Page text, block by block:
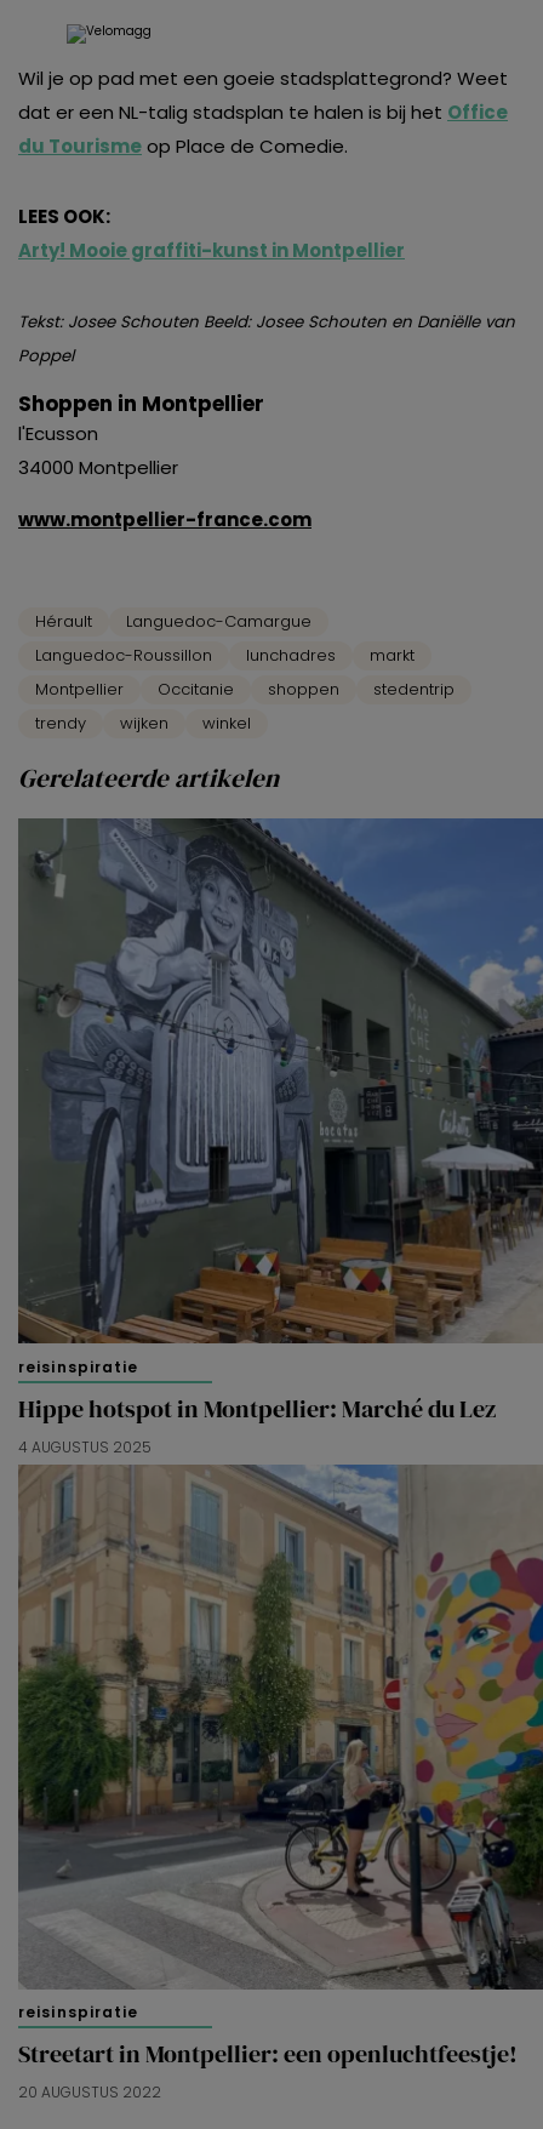
Wil je op pad met een goeie stadsplattegrond? Weet
dat er een NL-talig stadsplan te halen is bij het Office
du Tourismeop Place de Comedie.
LEES OOK:
Arty! Mooie graffiti-kunst in Montpellier
Tekst: Josee Schouten Beeld: Josee Schouten en Daniëlle van
Poppel
Shoppen in Montpellier
l'Ecusson
34000 Montpellier
www.montpellier-france.com
Hérault
Languedoc-Camargue
Languedoc-Roussillon
lunchadres
markt
Montpellier
Occitanie shoppen
stedentrip
trendy
wijken winkel
Gerelateerde artikelen
reisinspiratie
Hippe hotspot in Montpellier: Marché du Lez
4 AUGUSTUS 2025
reisinspiratie
Streetart in Montpellier: een openluchtfeestje!
20 AUGUSTUS 2022